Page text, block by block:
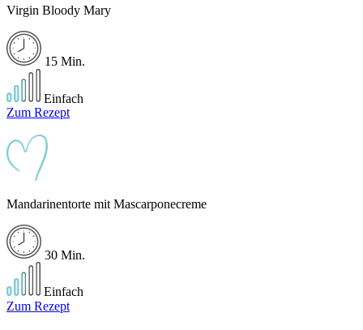
Virgin Bloody Mary
15 Min.
Einfach
Zum Rezept
Mandarinentorte mit Mascarponecreme
30 Min.
Einfach
Zum Rezept